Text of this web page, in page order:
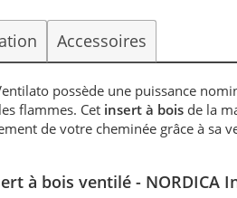
Accessoires
possède une puissance
flammes. Cet insert à bois de la
de votre cheminée grâce à sa
à bois ventilé - NORDICA